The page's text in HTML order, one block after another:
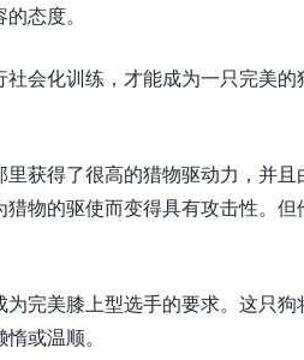
态度。
会化训练，才能成为一只完美
获得了很高的猎物驱动力，并
物的驱使而变得具​​有攻击性。
完美膝上型选手的要求。这只
或温顺。